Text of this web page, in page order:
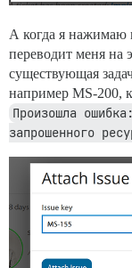
А когда я нажимаю
переводит меня на
существующая
например MS-200,
Произошла
запрошенного